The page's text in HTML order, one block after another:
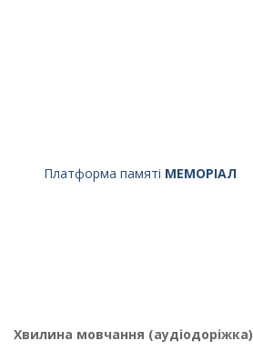
Платформа памяті МЕМОРІАЛ
Хвилина мовчання (аудіодоріжка)